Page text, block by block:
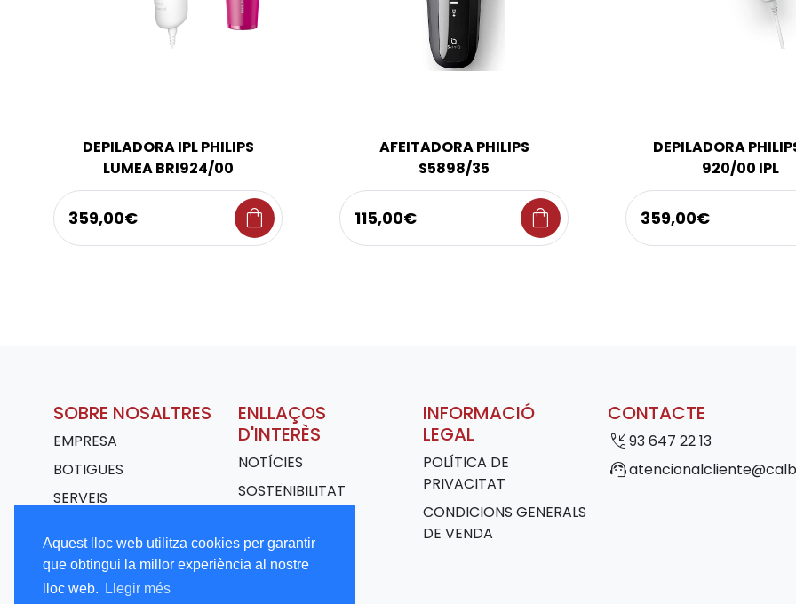
Aquest lloc web utilitza cookies per garantir
que obtingui la millor experiència al nostre
lloc web.
Llegir més
DEPILADORA IPL PHILIPS
LUMEA BRI924/00
359,00€ shopping_bag
AFEITADORA PHILIPS
S5898/35
115,00€ shopping_bag
DEPILADORA
920/00 IPL
359,00€
SOBRE NOSALTRES
EMPRESA
BOTIGUES
SERVEIS
TREBALLA AMB
NOSALTRES
ENLLAÇOS
D'INTERÈS
NOTÍCIES
SOSTENIBILITAT
INFORMACIÓ
LEGAL
POLÍTICA DE
PRIVACITAT
CONDICIONS GENERALS
DE VENDA
CONTACTE
phone_callback93 647 22 13
support_agent